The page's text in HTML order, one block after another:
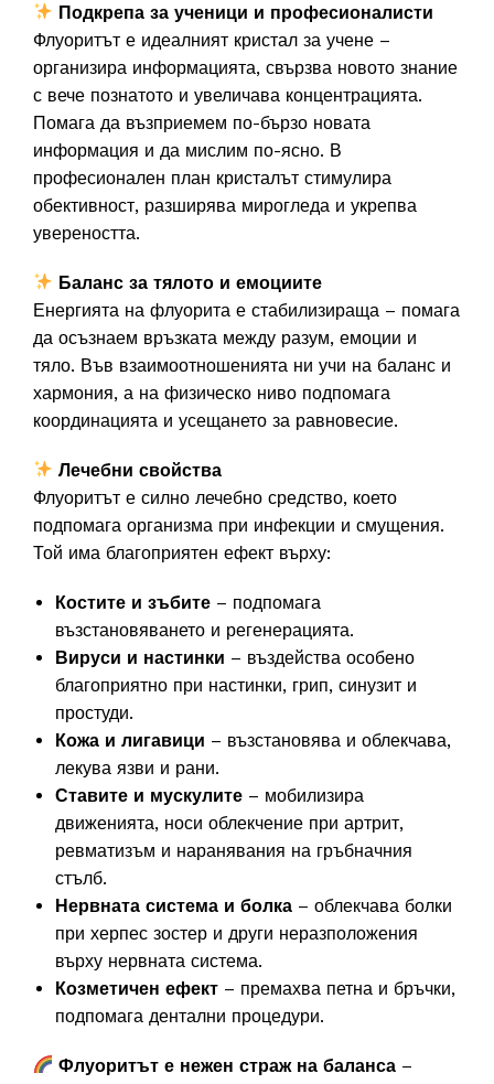
Подкрепа за ученици и професионалисти
Флуоритът е идеалният кристал за учене –
организира информацията, свързва новото знание
с вече познатото и увеличава концентрацията.
Помага да възприемем по-бързо новата
информация и да мислим по-ясно. В
професионален план кристалът стимулира
обективност, разширява мирогледа и укрепва
увереността.
Баланс за тялото и емоциите
Енергията на флуорита е стабилизираща – помага
да осъзнаем връзката между разум, емоции и
тяло. Във взаимоотношенията ни учи на баланс и
хармония, а на физическо ниво подпомага
координацията и усещането за равновесие.
Лечебни свойства
Флуоритът е силно лечебно средство, което
подпомага организма при инфекции и смущения.
Той има благоприятен ефект върху:
Костите и зъбите – подпомага
възстановяването и регенерацията.
Вируси и настинки – въздейства особено
благоприятно при настинки, грип, синузит и
простуди.
Кожа и лигавици – възстановява и облекчава,
лекува язви и рани.
Ставите и мускулите – мобилизира
движенията, носи облекчение при артрит,
ревматизъм и наранявания на гръбначния
стълб.
Нервната система и болка – облекчава болки
при херпес зостер и други неразположения
върху нервната система.
Козметичен ефект – премахва петна и бръчки,
подпомага дентални процедури.
Флуоритът е нежен страж на баланса –